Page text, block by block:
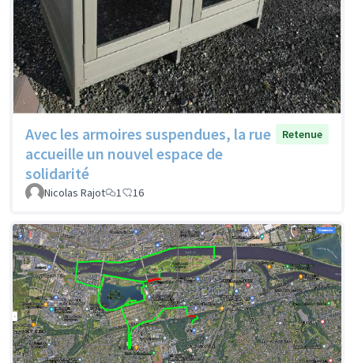
Avec les armoires suspendues, la rue
accueille un nouvel espace de
solidarité
Retenue
Nicolas Rajot 1 16